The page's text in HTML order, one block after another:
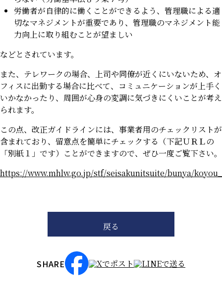
労働者が自律的に働くことができるよう、管理職による適
切なマネジメントが重要であり、管理職のマネジメント能
力向上に取り組むことが望ましい
などとされています。
また、テレワークの場合、上司や同僚が近くにいないため、オ
フィスに出勤する場合に比べて、コミュニケーションが上手く
いかなかったり、周囲が心身の変調に気づきにくいことが考え
られます。
この点、改正ガイドラインには、事業者用のチェックリストが
含まれており、留意点を簡単にチェックする（下記ＵＲＬの
「別紙１」です）ことができますので、ぜひ一度ご覧下さい。
https://www.mhlw.go.jp/stf/seisakunitsuite/bunya/
戻る
SHARE